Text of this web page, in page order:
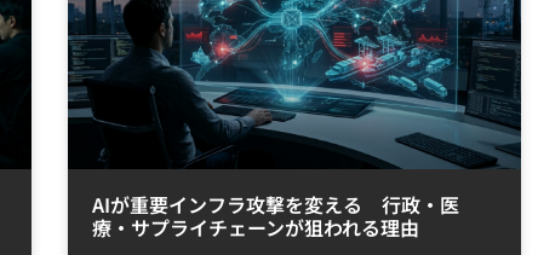
AIが重要インフラ攻撃を変える 行政・医
療・サプライチェーンが狙われる理由